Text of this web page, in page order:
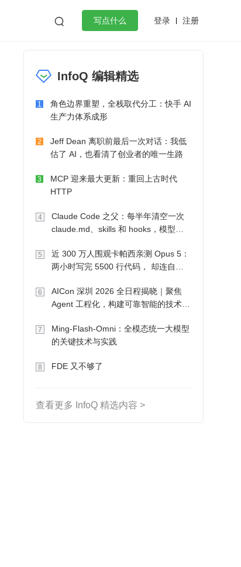
 写点什么 登录 注册
微服务架构 flutter
InfoQ 编辑精选
1
角色边界重塑，全栈取代分工：快手 AI
生产力体系成形
2
Jeff Dean 离职前最后一次对话：我低
估了 AI，也看清了创业者的唯一生路
3
MCP 迎来最大更新：重回上古时代
HTTP
4
Claude Code 之父：每半年清空一次
claude.md、skills 和 hooks，模型自
5
近 300 万人围观卡帕西亲测 Opus 5：
两小时写完 5500 行代码， 却连自己
6
AICon 深圳 2026 全日程揭晓｜聚焦
Agent 工程化，构建可靠智能的技术路
7
Ming-Flash-Omni：全模态统一大模型
的关键技术与实践
8 FDE 又不够了
查看更多 InfoQ 精选内容 >